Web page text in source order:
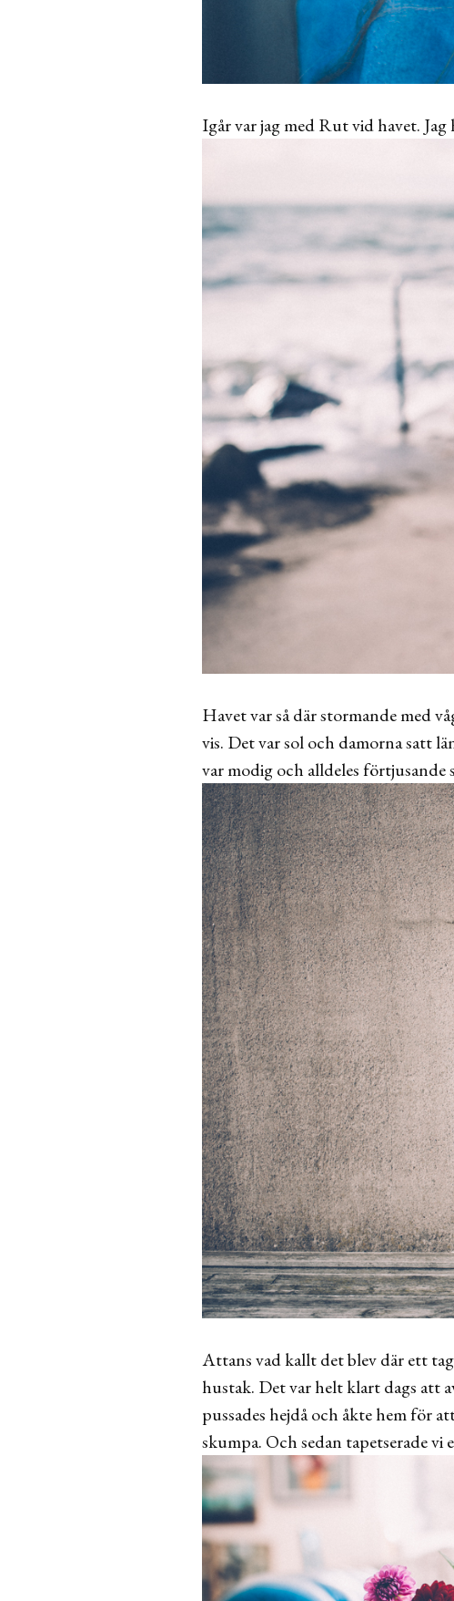
Igår var jag med Rut vid havet.
Havet var så där stormande med
vis. Det var sol och damorna satt
var modig och alldeles förtjusande
Attans vad kallt det blev där ett
hustak. Det var helt klart dags att
pussades hejdå och åkte hem för
skumpa. Och sedan tapetserade